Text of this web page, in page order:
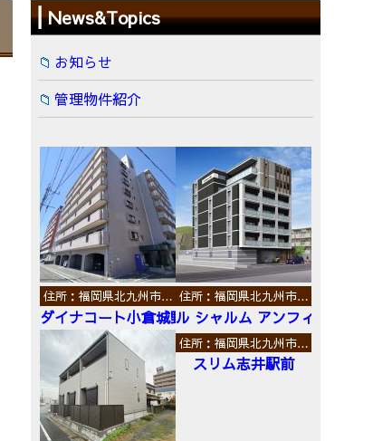
News&Topics
お知らせ
管理物件紹介
住所：福岡県北九州市…
ダイナコート小倉城野
住所：福岡県北九州市…
ル シャルム アンフィニ
住所：福岡県北九州市…
スリム志井駅前